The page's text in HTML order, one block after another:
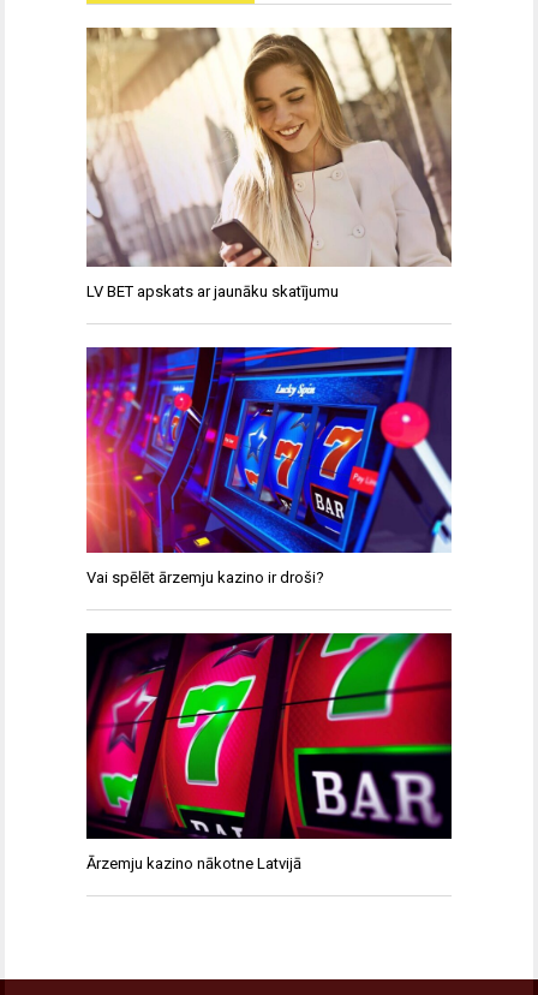
LV BET apskats ar jaunāku skatījumu
Vai spēlēt ārzemju kazino ir droši?
Ārzemju kazino nākotne Latvijā